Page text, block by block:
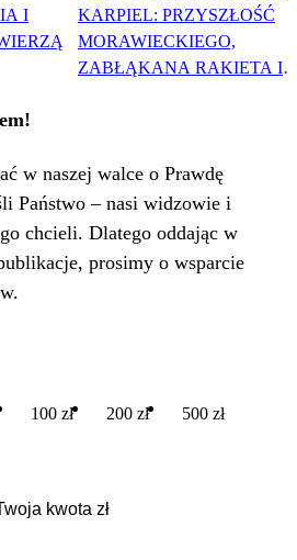
I
KARPIEL: PRZYSZŁOŚĆ
MORAWIECKIEGO,
ZABŁĄKANA RAKIETA I
w naszej walce o Prawdę
Państwo – nasi widzowie i
chcieli. Dlatego oddając w
prosimy o wsparcie
100 zł 200 zł 500 zł